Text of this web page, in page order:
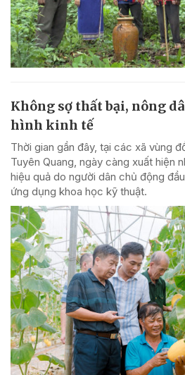
Không sợ thất bại, nông
hình kinh tế
Thời gian gần đây, tại các xã vùng
Tuyên Quang, ngày càng xuất hiện
hiệu quả do người dân chủ động
ứng dụng khoa học kỹ thuật.